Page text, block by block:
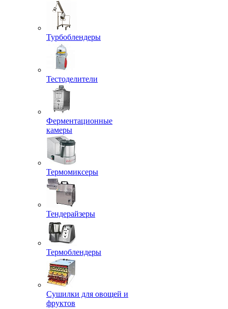
Турбоблендеры
Тестоделители
Ферментационные
камеры
Термомиксеры
Тендерайзеры
Термоблендеры
Сушилки для овощей и
фруктов